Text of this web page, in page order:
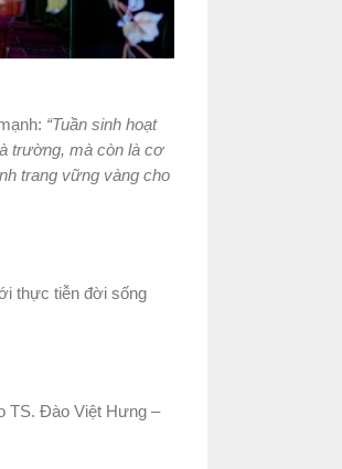
“Tuần sinh hoạt
trường, mà còn là cơ
trang vững vàng cho
thực tiễn đời sống
TS. Đào Việt Hưng –